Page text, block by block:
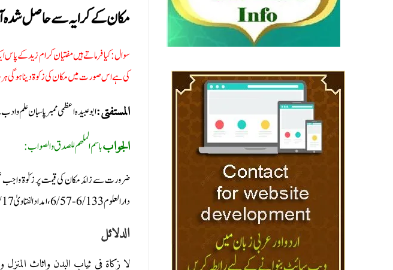
مكان كےكرايہ سے حاصل شده
سوال: کیا فرماتے ہیں مفتیان کرام زید کے
کی ہے اس صورت میں مکان کی زکوة دینا ہوگی ہر
المستفتی:ابو عبیدہ اعظمی ممبر پاسبان علم
الجوابباسم الملھم للصدق والصواب:
ضرورت سے زائد مکان کی قیمت پر زکوٰة
دارالعلوم 6/133 -6/57، امداد الفتاویٰ 2/17)
الدلائل
لا زکاة في ثیاب البدن واثاث المنزل ودور